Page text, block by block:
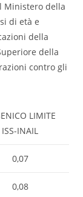
Ministero della
di età e
della
della
contro gli
LIMITE
ISS-INAIL
0,07
0,08